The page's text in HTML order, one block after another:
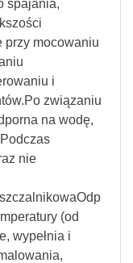
spajania,
przy mocowaniu
i
związaniu
na wodę,
nie
(od
wypełnia i